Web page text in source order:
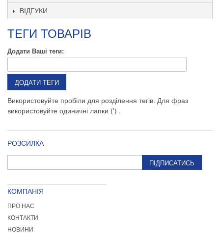
ВІДГУКИ
ТЕГИ ТОВАРІВ
Додати Ваші теги:
ДОДАТИ ТЕГИ
Використовуйте пробіли для розділення тегів. Для фраз
використовуйте одиничні лапки (') .
РОЗСИЛКА
ПІДПИСАТИСЬ
КОМПАНІЯ
ПРО НАС
КОНТАКТИ
НОВИНИ